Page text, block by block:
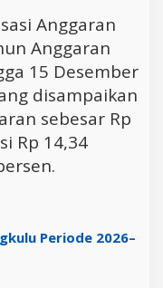
Anggaran
Anggaran
15 Desember
disampaikan
sebesar Rp
Rp 14,34
Periode 2026–